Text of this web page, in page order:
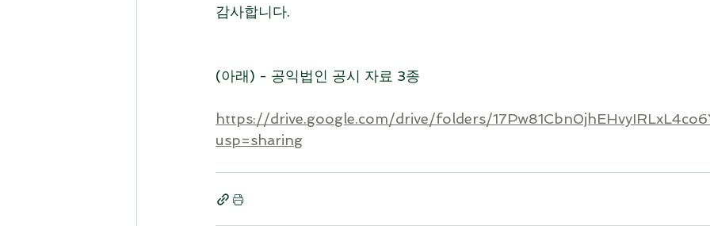
감사합니다.
(아래) - 공익법인 공시 자료 3종
https://drive.google.com/drive/folders/
usp=sharing